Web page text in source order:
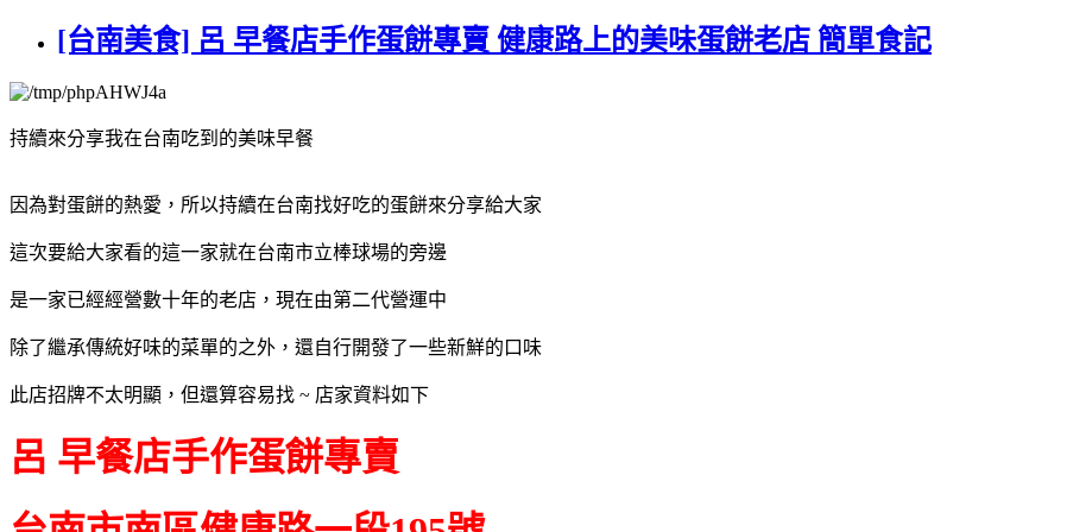
[台南美食] 呂 早餐店手作蛋餅專賣 健康路上的美味蛋餅老店 簡單食記
持續來分享我在台南吃到的美味早餐
因為對蛋餅的熱愛，所以持續在台南找好吃的蛋餅來分享給大家
這次要給大家看的這一家就在台南市立棒球場的旁邊
是一家已經經營數十年的老店，現在由第二代營運中
除了繼承傳統好味的菜單的之外，還自行開發了一些新鮮的口味
此店招牌不太明顯，但還算容易找 ~ 店家資料如下
呂 早餐店手作蛋餅專賣